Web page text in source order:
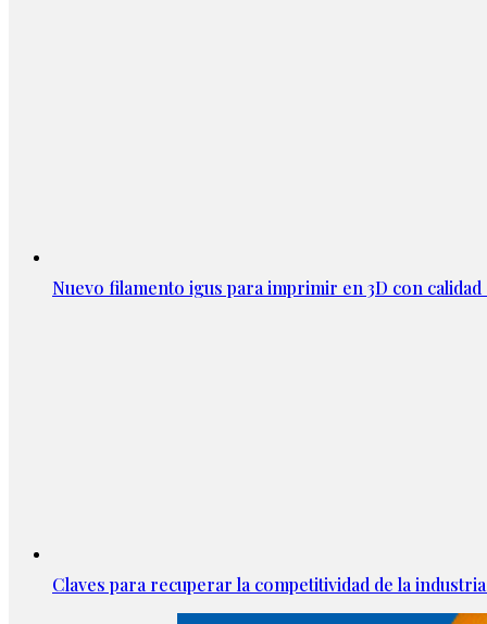
Nuevo filamento igus para imprimir en 3D con
Claves para recuperar la competitividad de la